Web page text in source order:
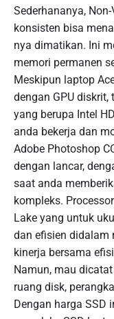
Sederhananya,
konsisten bisa
nya dimatikan. Ini
memori permanen
Meskipun laptop
dengan GPU diskrit,
yang berupa Intel
anda bekerja dan
Adobe Photoshop
dengan lancar,
saat anda
kompleks.
Lake yang untuk
dan efisien didalam
kinerja bersama
Namun, mau
ruang disk,
Dengan harga SSD